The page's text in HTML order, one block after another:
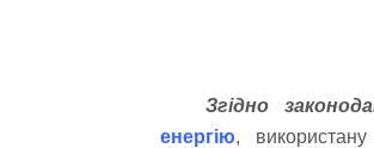
Згідно
енергію,